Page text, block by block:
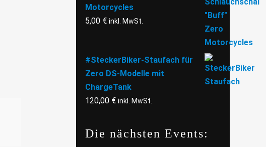
Motorcycles
5,00 € inkl. MwSt.
#SteckerBiker-Staufach für
Zero DS-Modelle mit
ChargeTank
120,00 € inkl. MwSt.
Die nächsten Events: